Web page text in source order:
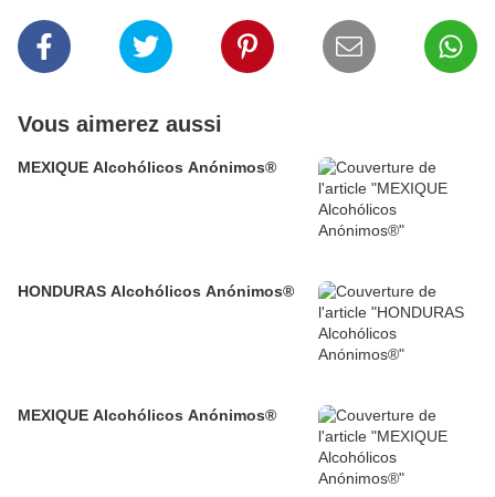
Vous aimerez aussi
MEXIQUE Alcohólicos Anónimos®
HONDURAS Alcohólicos Anónimos®
MEXIQUE Alcohólicos Anónimos®